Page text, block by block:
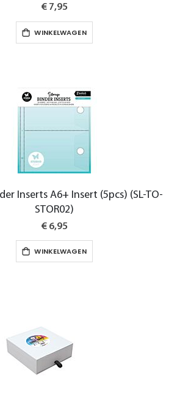
€ 7,95
WINKELWAGEN
Inserts A6+ Insert (5pcs) (SL-TO-
STOR02)
€ 6,95
WINKELWAGEN